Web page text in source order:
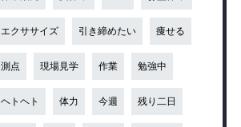
エクササイズ 引き締めたい 痩せる
測点 現場見学 作業 勉強中
ヘトヘト 体力 今週 残り二日